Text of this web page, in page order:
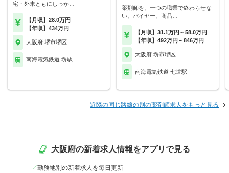
宅・外来ともにしっか…
【月収】28.0万円
【年収】434万円
大阪府 堺市堺区
南海電気鉄道 堺駅
薬剤師を、一つの職業で終わらせな
い。バイヤー、商品…
【月収】31.1万円～58.0万円
【年収】492万円～846万円
大阪府 堺市堺区
南海電気鉄道 七道駅
近隣の同じ路線の別の薬剤師求人をもっと見る
大阪府の新着求人情報をアプリで見る
勤務地別の新着求人を毎日更新